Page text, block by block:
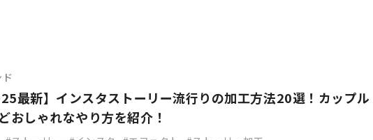
最新】インスタストーリー流行りの加工方法20選！カップル
おしゃれなやり方を紹介！